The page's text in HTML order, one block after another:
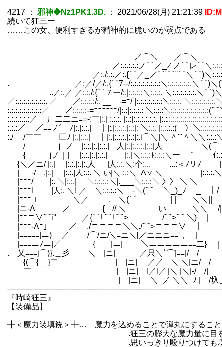
4217 ： 邪神◆Nz1PK1.3D. ： 2021/06/28(月) 21:21:39
続いて狂三ー
……この女、便利すぎるが精神的に脆いのが弱点である
／⌒＼ ＿／⌒＼＿ ＿
／:.:.:.:.:ノ⌒／_∠ノ⌒レ⌒＼:.:.:.:.:二
／:./:.:.／:.{⌒／_／⌒¨⌒¨⌒＼⌒)＼
. ／:／/／/:.{⌒7--/:.:.:.:.:.:.:.:＼:.:.:.:.:.:.＼⌒)＼(￣￣
＿＿＿＿..／:.／ ／:.:./:{⌒７ー/:.|:.:.:.:＼:.:.:. ＼:.:.:.:.:.:.＼⌒)
／:.:.:.:.:.:.:.:. ／￣ ／:.:.:.:/:. __ -=ﾆ/ |:.:.:.:.:.:.:＼:.:.:. ＼
:.:.:.:.:.:.:.:.:／ ＿∠:.:.:.:-=ﾆﾆﾆﾆﾆﾆ/|:.:|:.:.:.: ＼:.:.:＼
:.:.:.:.:.:／ 厂二二ニﾆ=-:￣|:.| :.:.:. |:.:|:.:.:.:.:.:.
:.:.:／ ／ﾆﾆノ´￣ﾉ|:.|:.:.| ｜|:.|:.:.:.|:.:|: ＼:.:. |:.:.:.:(
:./ /￣￣ 匚ﾉ |:.|:.:.| ｜|:.|:.:.:.|:.:|:.i⌒＼|＼ ＾'''＾＼
/ j_ノ |:.:.|:.|:.:.| 人|:.|:.:.:.|:.:|人 _____ ＼(⌒
{ jノ｜| |:.:.|:.|:.:.| |:.|＼:.:.:ﾄ:.:.:＼ー ｀ ｲ
{＼／ニ/ |:.| |:.:.|:.|:.人 |人:.:.＼:个:..._ _ ...:＜ﾉリﾉ |
|ﾆﾆﾆ-/ .|:.| |:.:.|人:.:. ＼ い|＼ :.:＼ﾆΛ∨ ＼ |:.:.:.＼
|ﾆﾆﾆ/ |:.|＼|:.:.| ＼:.:.:.:＼|.___＼:.:.:＼ 〉〉 ＼ ＼
|ﾆﾆﾆl |人:. ＼! ／ ＼:.:.:.:＼ー‐＼(⌒ ＼_)_ﾉ ＿_ ｜
|ﾆﾆﾆｌ ＼／ , ＼(⌒ | | ＼＼
|ニ-Λ ／ { // ＼ い ＼
|ﾆﾆニ∨⌒i'′ ／{⌒｢⌒｢⌒> /
|ﾆﾆﾆ-Λﾆ｣ ／ ./ニニニニ＼＼./⌒>ニ
|ﾆﾆﾆﾆﾆ|ニ) ／ /⌒/ニ/＼ﾆニ＼[／ニニニﾆﾆ'， | ＼
|ﾆﾆﾆニﾉニ|／ { |ニ| ＼ニニニニニﾆﾆ二}
. 乂ﾆﾆﾆj⌒)}.＿彡 ＼ |ニ| ／只＼ﾞ⌒|ﾆﾆ|/ /
{(⌒{__}￣ | |ニ| ／／｜＼ ＼|ニ/ / |
￣ | |ニ| l／l／ |＼ |＼
| |ニ| ＼_／ ＼＼_ﾉ | /圦＿
『時崎狂三』
【装備品】
╋＜魔力装填銃＞╋… 魔力を込めることで弾丸にすること
.狂三の膨大な魔力量に目を付けた鍛
.思いっきり殴りつけても壊れない。